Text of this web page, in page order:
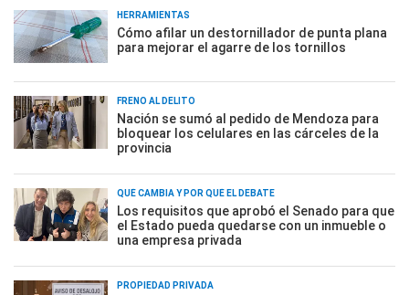
HERRAMIENTAS
Cómo afilar un destornillador de punta plana
para mejorar el agarre de los tornillos
FRENO AL DELITO
Nación se sumó al pedido de Mendoza para
bloquear los celulares en las cárceles de la
provincia
QUÉ CAMBIA Y POR QUÉ EL DEBATE
Los requisitos que aprobó el Senado para que
el Estado pueda quedarse con un inmueble o
una empresa privada
PROPIEDAD PRIVADA